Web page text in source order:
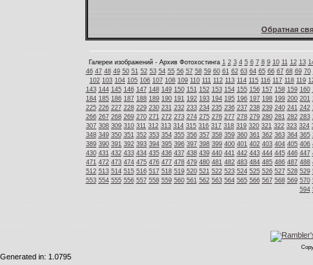
Обратная
Галереи изображений - Архив Фотохостинга 1 2 3 4 5 6 7 8 9 10 11 12 13
46 47 48 49 50 51 52 53 54 55 56 57 58 59 60 61 62 63 64 65 66 67 68 69 70
102 103 104 105 106 107 108 109 110 111 112 113 114 115 116 117 118 119
143 144 145 146 147 148 149 150 151 152 153 154 155 156 157 158 159 160
184 185 186 187 188 189 190 191 192 193 194 195 196 197 198 199 200 201
225 226 227 228 229 230 231 232 233 234 235 236 237 238 239 240 241 242
266 267 268 269 270 271 272 273 274 275 276 277 278 279 280 281 282 283
307 308 309 310 311 312 313 314 315 316 317 318 319 320 321 322 323 324
348 349 350 351 352 353 354 355 356 357 358 359 360 361 362 363 364 365
389 390 391 392 393 394 395 396 397 398 399 400 401 402 403 404 405 406
430 431 432 433 434 435 436 437 438 439 440 441 442 443 444 445 446 447
471 472 473 474 475 476 477 478 479 480 481 482 483 484 485 486 487 488
512 513 514 515 516 517 518 519 520 521 522 523 524 525 526 527 528 529
553 554 555 556 557 558 559 560 561 562 563 564 565 566 567 568 569 570
594
Generated in: 1.0795